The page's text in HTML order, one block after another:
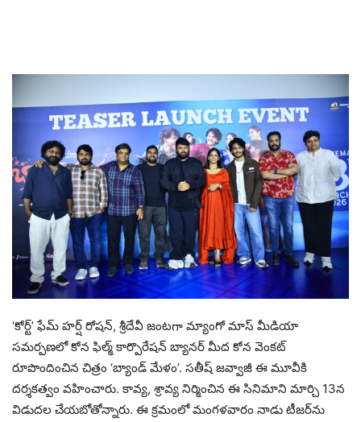
‘కోర్ట్’ ఫేమ్ హర్ష్ రోషన్, శ్రీదేవీ జంటగా మ్యాంగో మాస్ మీడియా
సమర్పణలో కోన ఫిల్మ్ కార్పొరేషన్ బ్యానర్ మీద కోన వెంకట్
రూపొందించిన చిత్రం ‘బ్యాండ్ మేళం’. సతీష్ జవ్వాజీ ఈ మూవీకి
దర్శకత్వం వహించారు. కావ్య, శ్రావ్య నిర్మించిన ఈ సినిమాని మార్చి 13న
విడుదల చేయబోతోన్నారు. ఈ క్రమంలో మంగళవారం నాడు టీజర్‌ను